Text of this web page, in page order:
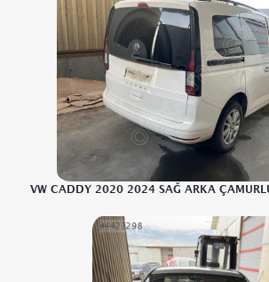
VW CADDY 2020 2024 SAĞ ARKA